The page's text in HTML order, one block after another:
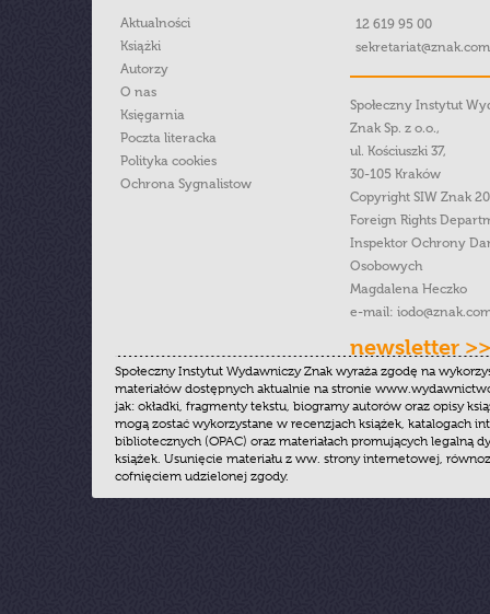
Aktualności
Książki
Autorzy
O nas
Księgarnia
Poczta literacka
Polityka cookies
Ochrona Sygnalistow
12 619 95 00
Społeczny Instytut
Znak Sp. z o.o.,
ul. Kościuszki 37,
30-105 Kraków
Copyright SIW Znak
Foreign Rights
Inspektor Ochrony
Osobowych
Magdalena Heczko
e-mail:
newsletter >>
Społeczny Instytut Wydawniczy Znak wyraża zgodę na
materiałów dostępnych aktualnie na stronie
jak: okładki, fragmenty tekstu, biogramy autorów oraz opisy
mogą zostać wykorzystane w recenzjach książek, katalogach
bibliotecznych (OPAC) oraz materiałach promujących legalną
książek. Usunięcie materiału z ww. strony internetowej,
cofnięciem udzielonej zgody.